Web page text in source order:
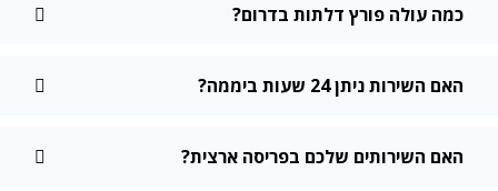
עולה פורץ דלתות בדרום?
השירות ניתן 24 שעות ביממה?
השירותים שלכם בפריסה ארצית?